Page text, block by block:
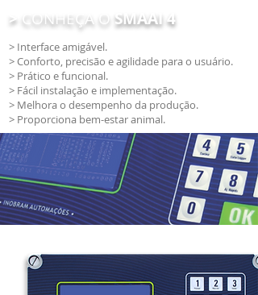
> CONHEÇA O SMAAI 4
> Interface amigável.
> Conforto, precisão e agilidade para o usuário.
> Prático e funcional.
> Fácil instalação e implementação.
> Melhora o desempenho da produção.
> Proporciona bem-estar animal.
>CARACTERÍSTICAS